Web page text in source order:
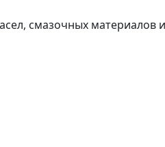
смазочных материалов